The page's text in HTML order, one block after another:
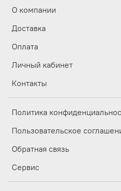
О компании
Доставка
Оплата
Личный кабинет
Контакты
Политика
Пользовательское
Обратная связь
Сервис